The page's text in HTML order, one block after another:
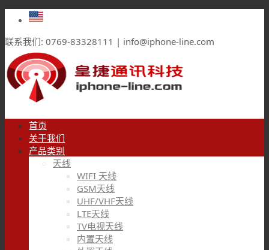
联系我们: 0769-83328111 | info@iphone-line.com
首页
关于我们
产品类别
天线
WIFI 天线
GSM天线
UHF/VHF天线
LTE天线
TV电视天线
内置天线